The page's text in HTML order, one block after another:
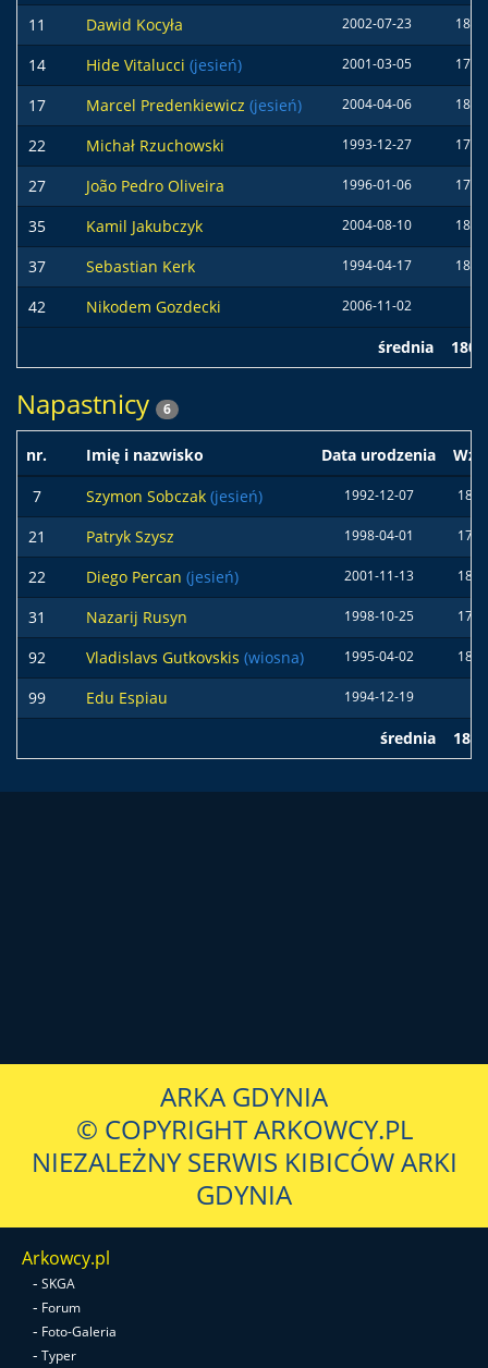
11 Dawid Kocyła 2002-07-23 180
14 Hide Vitalucci (jesień) 2001-03-05 176
17 Marcel Predenkiewicz (jesień) 2004-04-06 187
22 Michał Rzuchowski 1993-12-27 176
27 João Pedro Oliveira 1996-01-06 177
35 Kamil Jakubczyk 2004-08-10 182
37 Sebastian Kerk 1994-04-17 182
42 Nikodem Gozdecki 2006-11-02
średnia 180
Napastnicy 6
nr. Imię i nazwisko Data urodzenia
7
Szymon Sobczak (jesień) 1992-12-07 181
21 Patryk Szysz 1998-04-01 177
22 Diego Percan (jesień) 2001-11-13 180
31 Nazarij Rusyn 1998-10-25 177
92 Vladislavs Gutkovskis (wiosna) 1995-04-02 187
99 Edu Espiau 1994-12-19
średnia 180
ARKA GDYNIA
© COPYRIGHT ARKOWCY.PL
NIEZALEŻNY SERWIS KIBICÓW ARKI
GDYNIA
Arkowcy.pl
- SKGA
- Forum
- Foto-Galeria
- Typer